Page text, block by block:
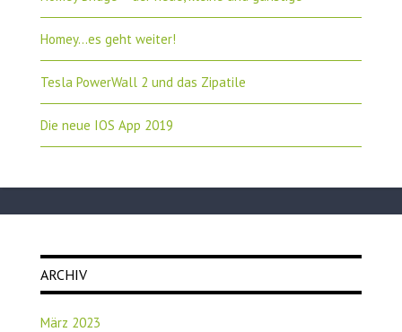
Homey…es geht weiter!
Tesla PowerWall 2 und das Zipatile
Die neue IOS App 2019
ARCHIV
März 2023